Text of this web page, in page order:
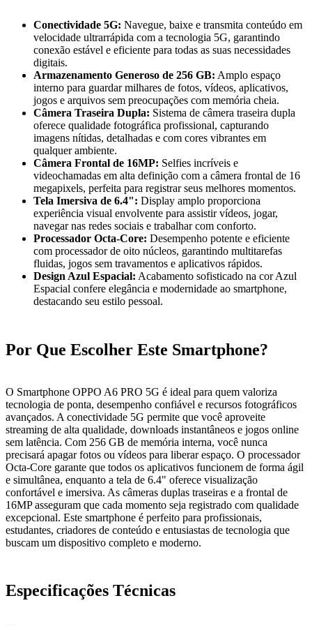
Conectividade 5G: Navegue, baixe e transmita conteúdo em
velocidade ultrarrápida com a tecnologia 5G, garantindo
conexão estável e eficiente para todas as suas necessidades
digitais.
Armazenamento Generoso de 256 GB: Amplo espaço
interno para guardar milhares de fotos, vídeos, aplicativos,
jogos e arquivos sem preocupações com memória cheia.
Câmera Traseira Dupla: Sistema de câmera traseira dupla
oferece qualidade fotográfica profissional, capturando
imagens nítidas, detalhadas e com cores vibrantes em
qualquer ambiente.
Câmera Frontal de 16MP: Selfies incríveis e
videochamadas em alta definição com a câmera frontal de 16
megapixels, perfeita para registrar seus melhores momentos.
Tela Imersiva de 6.4": Display amplo proporciona
experiência visual envolvente para assistir vídeos, jogar,
navegar nas redes sociais e trabalhar com conforto.
Processador Octa-Core: Desempenho potente e eficiente
com processador de oito núcleos, garantindo multitarefas
fluidas, jogos sem travamentos e aplicativos rápidos.
Design Azul Espacial: Acabamento sofisticado na cor Azul
Espacial confere elegância e modernidade ao smartphone,
destacando seu estilo pessoal.
Por Que Escolher Este Smartphone?
O Smartphone OPPO A6 PRO 5G é ideal para quem valoriza
tecnologia de ponta, desempenho confiável e recursos fotográficos
avançados. A conectividade 5G permite que você aproveite
streaming de alta qualidade, downloads instantâneos e jogos online
sem latência. Com 256 GB de memória interna, você nunca
precisará apagar fotos ou vídeos para liberar espaço. O processador
Octa-Core garante que todos os aplicativos funcionem de forma ágil
e simultânea, enquanto a tela de 6.4" oferece visualização
confortável e imersiva. As câmeras duplas traseiras e a frontal de
16MP asseguram que cada momento seja registrado com qualidade
excepcional. Este smartphone é perfeito para profissionais,
estudantes, criadores de conteúdo e entusiastas de tecnologia que
buscam um dispositivo completo e moderno.
Especificações Técnicas